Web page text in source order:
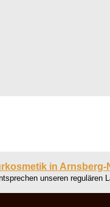
in
unseren regulären